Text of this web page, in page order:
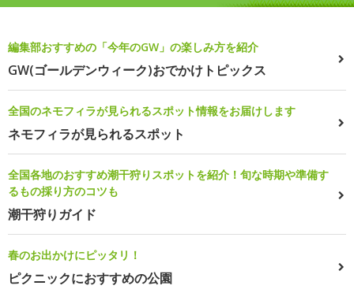
編集部おすすめの「今年のGW」の楽しみ方を紹介
GW(ゴールデンウィーク)おでかけトピックス
全国のネモフィラが見られるスポット情報をお届けします
ネモフィラが見られるスポット
全国各地のおすすめ潮干狩りスポットを紹介！旬な時期や準備す
るもの採り方のコツも
潮干狩りガイド
春のお出かけにピッタリ！
ピクニックにおすすめの公園